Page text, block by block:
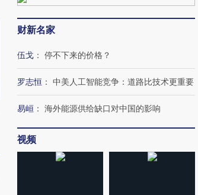
财新名家
伍戈 ： 停不下来的价格？
罗志恒 ： 中美人工智能竞争：道路比技术更重要
易峘 ： 海外能源供给缺口对中国的影响
视频